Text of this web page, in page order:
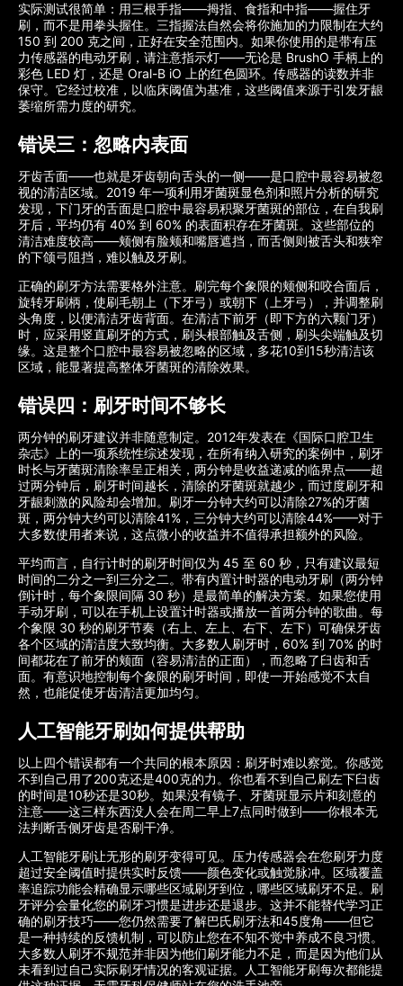
实际测试很简单：用三根手指——拇指、食指和中指——握住牙
刷，而不是用拳头握住。三指握法自然会将你施加的力限制在大约
150 到 200 克之间，正好在安全范围内。如果你使用的是带有压
力传感器的电动牙刷，请注意指示灯——无论是 BrushO 手柄上的
彩色 LED 灯，还是 Oral-B iO 上的红色圆环。传感器的读数并非
保守。它经过校准，以临床阈值为基准，这些阈值来源于引发牙龈
萎缩所需力度的研究。
错误三：忽略内表面
牙齿舌面——也就是牙齿朝向舌头的一侧——是口腔中最容易被忽
视的清洁区域。2019 年一项利用牙菌斑显色剂和照片分析的研究
发现，下门牙的舌面是口腔中最容易积聚牙菌斑的部位，在自我刷
牙后，平均仍有 40% 到 60% 的表面积存在牙菌斑。这些部位的
清洁难度较高——颊侧有脸颊和嘴唇遮挡，而舌侧则被舌头和狭窄
的下颌弓阻挡，难以触及牙刷。
正确的刷牙方法需要格外注意。刷完每个象限的颊侧和咬合面后，
旋转牙刷柄，使刷毛朝上（下牙弓）或朝下（上牙弓），并调整刷
头角度，以便清洁牙齿背面。在清洁下前牙（即下方的六颗门牙）
时，应采用竖直刷牙的方式，刷头根部触及舌侧，刷头尖端触及切
缘。这是整个口腔中最容易被忽略的区域，多花10到15秒清洁该
区域，能显著提高整体牙菌斑的清除效果。
错误四：刷牙时间不够长
两分钟的刷牙建议并非随意制定。2012年发表在《国际口腔卫生
杂志》上的一项系统性综述发现，在所有纳入研究的案例中，刷牙
时长与牙菌斑清除率呈正相关，两分钟是收益递减的临界点——超
过两分钟后，刷牙时间越长，清除的牙菌斑就越少，而过度刷牙和
牙龈刺激的风险却会增加。刷牙一分钟大约可以清除27%的牙菌
斑，两分钟大约可以清除41%，三分钟大约可以清除44%——对于
大多数使用者来说，这点微小的收益并不值得承担额外的风险。
平均而言，自行计时的刷牙时间仅为 45 至 60 秒，只有建议最短
时间的二分之一到三分之二。带有内置计时器的电动牙刷（两分钟
倒计时，每个象限间隔 30 秒）是最简单的解决方案。如果您使用
手动牙刷，可以在手机上设置计时器或播放一首两分钟的歌曲。每
个象限 30 秒的刷牙节奏（右上、左上、右下、左下）可确保牙齿
各个区域的清洁度大致均衡。大多数人刷牙时，60% 到 70% 的时
间都花在了前牙的颊面（容易清洁的正面），而忽略了臼齿和舌
面。有意识地控制每个象限的刷牙时间，即使一开始感觉不太自
然，也能促使牙齿清洁更加均匀。
人工智能牙刷如何提供帮助
以上四个错误都有一个共同的根本原因：刷牙时难以察觉。你感觉
不到自己用了200克还是400克的力。你也看不到自己刷左下臼齿
的时间是10秒还是30秒。如果没有镜子、牙菌斑显示片和刻意的
注意——这三样东西没人会在周二早上7点同时做到——你根本无
法判断舌侧牙齿是否刷干净。
人工智能牙刷让无形的刷牙变得可见。压力传感器会在您刷牙力度
超过安全阈值时提供实时反馈——颜色变化或触觉脉冲。区域覆盖
率追踪功能会精确显示哪些区域刷牙到位，哪些区域刷牙不足。刷
牙评分会量化您的刷牙习惯是进步还是退步。这并不能替代学习正
确的刷牙技巧——您仍然需要了解巴氏刷牙法和45度角——但它
是一种持续的反馈机制，可以防止您在不知不觉中养成不良习惯。
大多数人刷牙不规范并非因为他们刷牙能力不足，而是因为他们从
未看到过自己实际刷牙情况的客观证据。人工智能牙刷每次都能提